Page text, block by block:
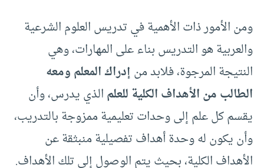
ومن الأمور ذات الأهمية في تدريس العلوم الشرعية
والعربية هو التدريس بناء على المهارات، وهي
النتيجة المرجوة، فلابد منإدراك المعلم ومعه
الطالب من الأهداف الكلية للعلمالذي يدرس، وأن
يقسم كل علم إلى وحدات تعليمية ممزوجة بالتدريب،
وأن يكون له وحدة أهداف تفصيلية منبثقة عن
الأهداف الكلية، بحيث يتم الوصول إلى تلك الأهداف.